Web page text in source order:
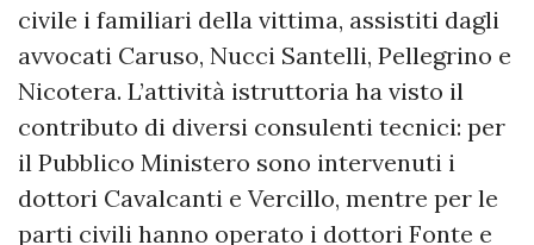
civile i familiari della vittima, assistiti dagli
avvocati Caruso, Nucci Santelli, Pellegrino e
Nicotera. L’attività istruttoria ha visto il
contributo di diversi consulenti tecnici: per
il Pubblico Ministero sono intervenuti i
dottori Cavalcanti e Vercillo, mentre per le
parti civili hanno operato i dottori Fonte e